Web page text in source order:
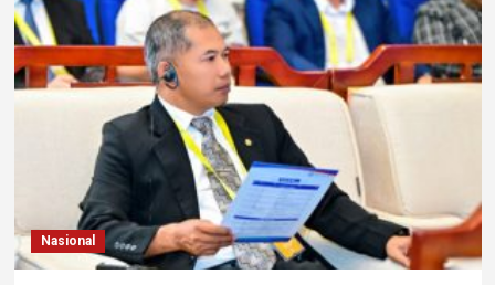
Nasional